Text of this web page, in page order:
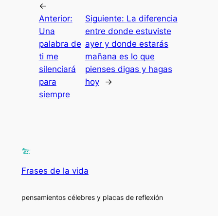
←
Anterior:
Una
palabra de
ti me
silenciará
para
siempre
Siguiente: La diferencia
entre donde estuviste
ayer y donde estarás
mañana es lo que
pienses digas y hagas
hoy
→
Frases de la vida
pensamientos célebres y placas de reflexión